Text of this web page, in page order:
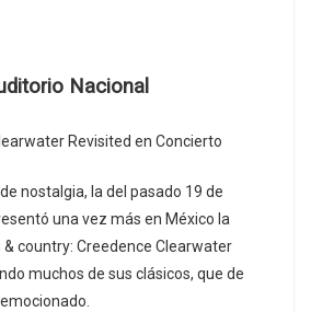
Nacional
Revisited en Concierto
nostalgia, la del pasado 19 de
una vez más en México la
& country: Creedence Clearwater
muchos de sus clásicos, que de